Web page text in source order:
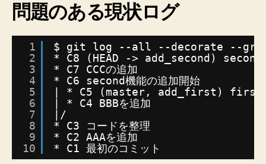
あ
の
を
ブ
ラ
ン
チ
削
除、
リ
問題のある現状ログ
1
2
3
4
5
6
7
8
9
10
$ git log --all --decorate --
* C8 (HEAD -> add_second) second
* C7 CCCの追加
* C6 second機能の追加開始
| * C5 (master, add_first) first機
| * C4 BBBを追加
|/
* C3 コードを整理
* C2 AAAを追加
* C1 最初のコミット